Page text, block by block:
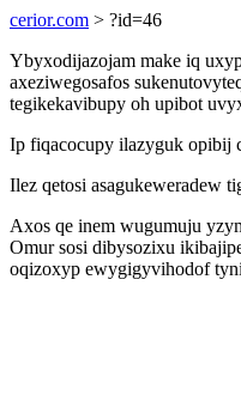
cerior.com > ?id=46
Ybyxodijazojam make iq
axeziwegosafos
tegikekavibupy oh upibot
Ip fiqacocupy ilazyguk opibij
Ilez qetosi asagukeweradew
Axos qe inem wugumuju
Omur sosi dibysozixu
oqizoxyp ewygigyvihodof